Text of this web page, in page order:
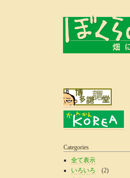
Categories
全て表示
いろいろ (2)